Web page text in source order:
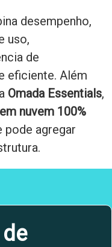
desempenho,
uso,
de
eficiente. Além
Omada Essentials,
nuvem 100%
pode agregar